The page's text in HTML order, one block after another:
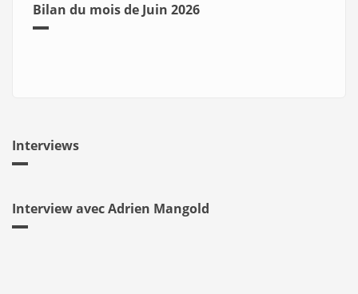
Bilan du mois de Juin 2026
Interviews
Interview avec Adrien Mangold